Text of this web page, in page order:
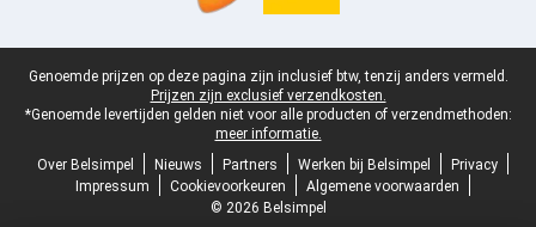
Juridische voettekst
Genoemde prijzen op deze pagina zijn inclusief btw, tenzij anders vermeld.
Prijzen zijn exclusief verzendkosten.
*Genoemde levertijden gelden niet voor alle producten of verzendmethoden:
meer informatie.
Over Belsimpel
Nieuws Partners Werken bij Belsimpel
Privacy
Impressum
Cookievoorkeuren
Algemene voorwaarden
© 2026 Belsimpel